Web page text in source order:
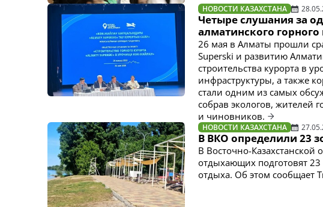
НОВОСТИ КАЗАХСТАНА
Четыре слушания за
алматинского горного
26 мая в Алматы прошли
Superski и развитию
строительства курорта в
инфраструктуры, а также
стали одним из самых
собрав экологов, жителей
и чиновников.
НОВОСТИ КАЗАХСТАНА
В ВКО определили 23
В Восточно-Казахстанской
отдыхающих подготовят
отдыха. Об этом сообщает